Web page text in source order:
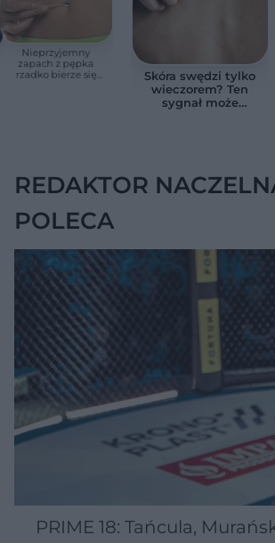
Nieprzyjemny
zapach z pępka
rzadko bierze się
Skóra swędzi tylko
wieczorem? Ten
sygnał może
REDAKTOR
POLECA
PRIME 18: Tańcula,